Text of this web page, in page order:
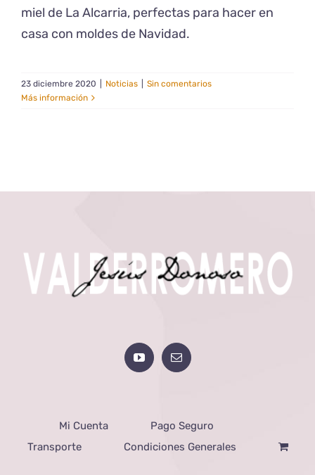
miel de La Alcarria, perfectas para hacer en
casa con moldes de Navidad.
23 diciembre 2020 Noticias
Sin comentarios
Más información
Mi Cuenta
Pago Seguro
Transporte
Condiciones Generales